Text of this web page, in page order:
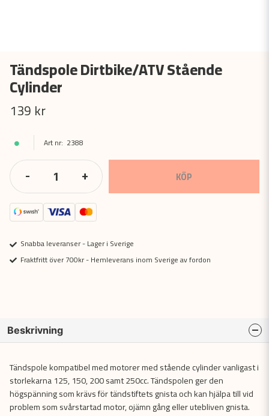
Tändspole Dirtbike/ATV Stående
Cylinder
139 kr
2388
- + KÖP
Snabba leveranser - Lager i Sverige
Fraktfritt över 700kr - Hemleverans inom Sverige av fordon
Beskrivning
Tändspole kompatibel med motorer med stående cylinder vanligast i
storlekarna 125, 150, 200 samt 250cc. Tändspolen ger den
högspänning som krävs för tändstiftets gnista och kan hjälpa till vid
problem som svårstartad motor, ojämn gång eller utebliven gnista.